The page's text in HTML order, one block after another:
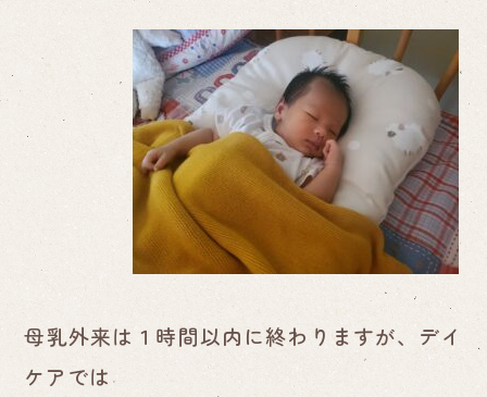
母乳外来は１時間以内に終わりますが、デイ
ケアでは